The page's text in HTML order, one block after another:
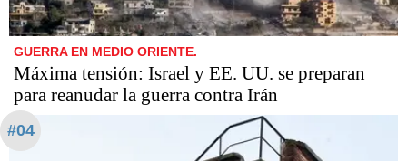
GUERRA EN MEDIO ORIENTE.
Máxima tensión: Israel y EE. UU. se preparan
para reanudar la guerra contra Irán
#04